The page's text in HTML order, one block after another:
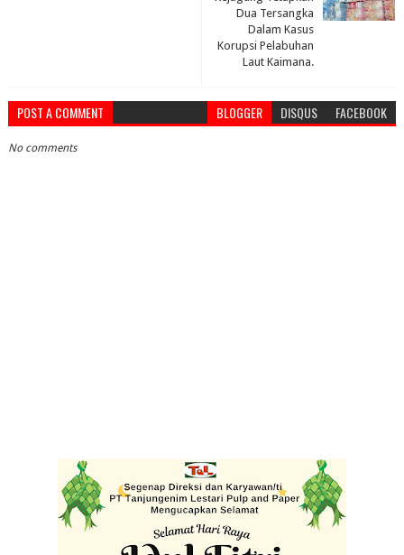
Dua Tersangka
Dalam Kasus
Korupsi Pelabuhan
Laut Kaimana.
POST A COMMENT BLOGGER DISQUS FACEBOOK
No comments